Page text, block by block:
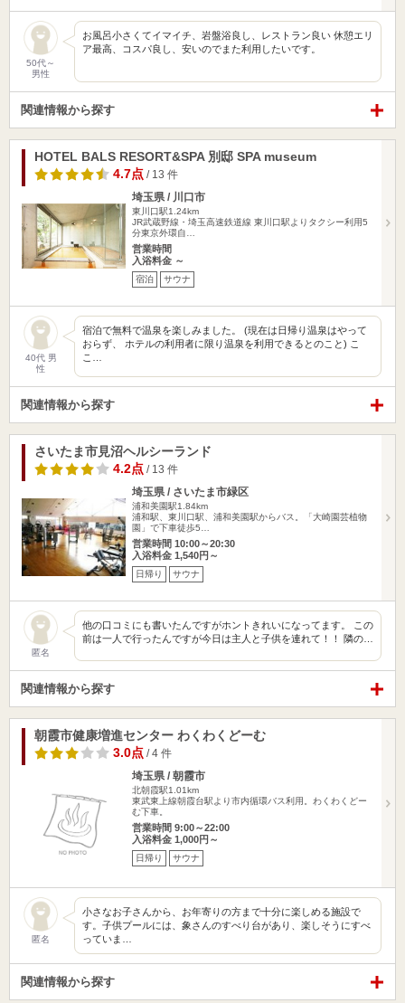
50代～
男性
お風呂小さくてイマイチ、岩盤浴良し、レストラン良い 休憩エリ
ア最高、コスパ良し、安いのでまた利用したいです。
関連情報から探す
HOTEL BALS RESORT&SPA 別邸 SPA museum
4.7点 / 13 件
埼玉県 / 川口市
東川口駅1.24km
JR武蔵野線・埼玉高速鉄道線 東川口駅よりタクシー利用5
分東京外環自…
営業時間
入浴料金 ～
宿泊 サウナ
40代 男
性
宿泊で無料で温泉を楽しみました。 (現在は日帰り温泉はやって
おらず、 ホテルの利用者に限り温泉を利用できるとのこと) こ
こ…
関連情報から探す
さいたま市見沼ヘルシーランド
4.2点 / 13 件
埼玉県 / さいたま市緑区
浦和美園駅1.84km
浦和駅、東川口駅、浦和美園駅からバス。「大崎園芸植物
園」で下車徒歩5…
営業時間 10:00～20:30
入浴料金 1,540円～
日帰り サウナ
匿名
他の口コミにも書いたんですがホントきれいになってます。 この
前は一人で行ったんですが今日は主人と子供を連れて！！ 隣の…
関連情報から探す
朝霞市健康増進センター わくわくどーむ
3.0点 / 4 件
埼玉県 / 朝霞市
北朝霞駅1.01km
東武東上線朝霞台駅より市内循環バス利用。わくわくどー
む下車。
営業時間 9:00～22:00
入浴料金 1,000円～
日帰り サウナ
匿名
小さなお子さんから、お年寄りの方まで十分に楽しめる施設で
す。子供プールには、象さんのすべり台があり、楽しそうにすべ
っていま…
関連情報から探す